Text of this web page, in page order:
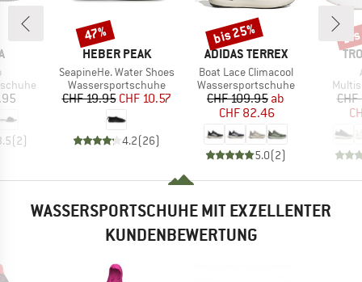
(2)
MARKE
HEBER PEAK
Artikel
SeapineHe. Water Shoes
Produktgruppe
Wassersportschuhe
Preis
CHF 19.95reduzierter Preis
CHF 10.57
4.2(26)
Rabatt
47%
MARKE
ADIDAS TERREX
Artikel
Boat Lace Climacool
Produktgruppe
Wassersportschuhe
Preis
CHF 109.95reduzierter Preis
ab
CHF 82.46
5.0(2)
Rabatt
bis 25%
WASSERSPORTSCHUHE MIT EXZELLENTER
KUNDENBEWERTUNG